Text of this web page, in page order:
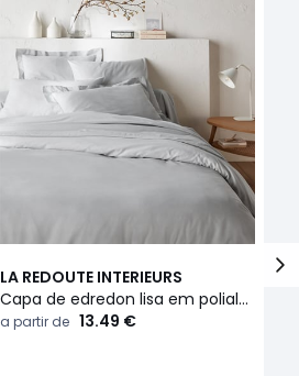
LA REDOUTE INTERIEURS
Capa de edredon lisa em polialgodão, Scenario
a partir de 13.49 €